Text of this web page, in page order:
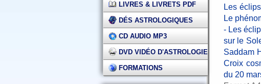
LIVRES & LIVRETS PDF
DÉS ASTROLOGIQUES
CD AUDIO MP3
DVD VIDÉO D'ASTROLOGIE
FORMATIONS
Les
Le
- Les
sur le
Saddam
Croix
du 20